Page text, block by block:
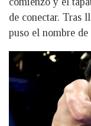
de conectar. Tras
puso el nombre